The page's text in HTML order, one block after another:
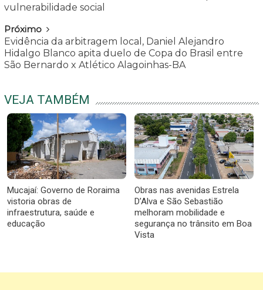
vulnerabilidade social
Próximo
Evidência da arbitragem local, Daniel Alejandro
Hidalgo Blanco apita duelo de Copa do Brasil entre
São Bernardo x Atlético Alagoinhas-BA
VEJA TAMBÉM
Mucajaí: Governo de Roraima
vistoria obras de
infraestrutura, saúde e
educação
Obras nas avenidas Estrela
D’Alva e São Sebastião
melhoram mobilidade e
segurança no trânsito em Boa
Vista